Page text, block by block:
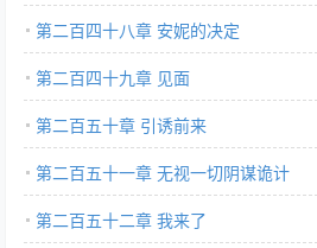
第二百四十八章 安妮的决定
第二百四十九章 见面
第二百五十章 引诱前来
第二百五十一章 无视一切阴谋诡计
第二百五十二章 我来了